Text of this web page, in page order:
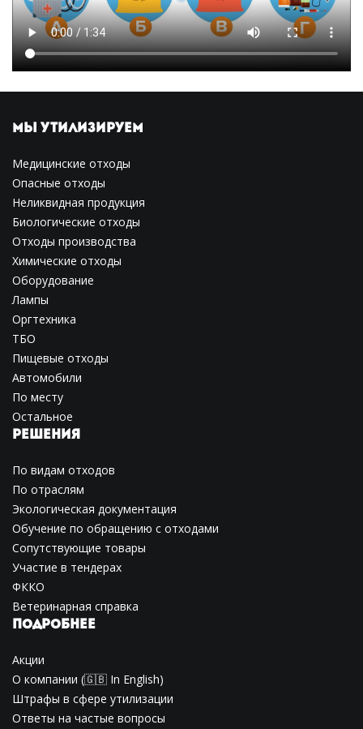
МЫ УТИЛИЗИРУЕМ
Медицинские отходы
Опасные отходы
Неликвидная продукция
Биологические отходы
Отходы производства
Химические отходы
Оборудование
Лампы
Оргтехника
ТБО
Пищевые отходы
Автомобили
По месту
Остальное
РЕШЕНИЯ
По видам отходов
По отраслям
Экологическая документация
Обучение по обращению с отходами
Сопутствующие товары
Участие в тендерах
ФККО
Ветеринарная справка
ПОДРОБНЕЕ
Акции
О компании (🇬🇧 In English)
Штрафы в сфере утилизации
Ответы на частые вопросы